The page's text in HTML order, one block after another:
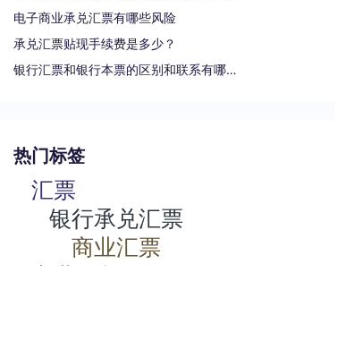
电子商业承兑汇票有哪些风险
承兑汇票贴现手续费是多少？
银行汇票和银行本票的区别和联系有哪些（一文读懂支票、本票和汇票的区别）
热门标签
汇票
银行承兑汇票
商业汇票